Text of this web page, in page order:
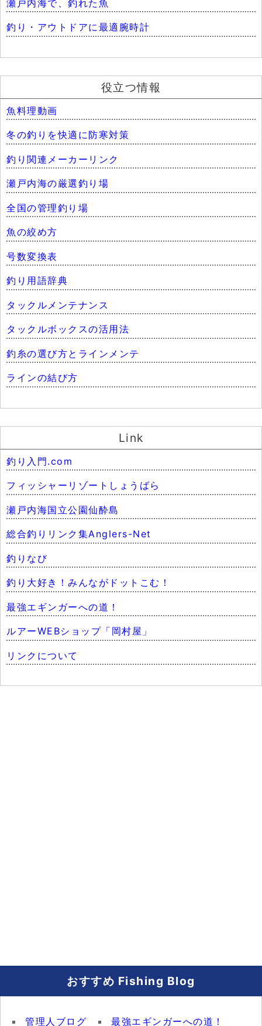
瀬戸内海で、釣れた魚
釣り・アウトドアに最適腕時計
役立つ情報
魚料理動画
冬の釣りを快適に防寒対策
釣り関連メーカーリンク
瀬戸内海の厳選釣り場
全国の管理釣り場
魚の絞め方
号数変換表
釣り用語辞典
タックルメンテナンス
タックルボックスの活用法
釣糸の選び方とラインメンテ
ラインの結び方
Link
釣り入門.com
フィッシャーリゾートしょうばら
瀬戸内海国立公園仙酔島
総合釣りリンク集Anglers-Net
釣りなび
釣り大好き！みんながドットこむ！
最強エギンガーへの道！
ルアーWEBショップ「岡村屋」
リンクについて
おすすめ Fishing Blog
管理人ブログ 最強エギンガーへの道！